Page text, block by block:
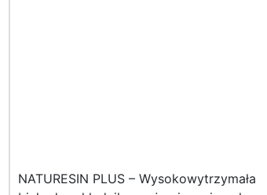
NATURESIN PLUS – Wysokowytrzymała